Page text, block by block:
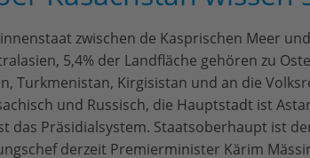
zwischen de Kasprischen Meer
5,4% der Landfläche gehören zu
Turkmenistan, Kirgisistan und an die
und Russisch, die Hauptstadt ist
das Präsidialsystem. Staatsoberhaupt ist
derzeit Premierminister Kärim